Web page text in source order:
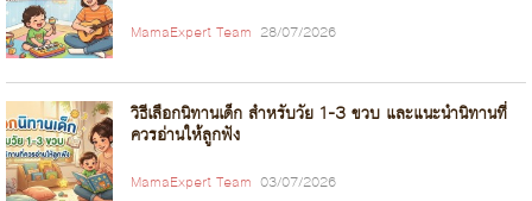
MamaExpert Team 28/07/2026
วิธีเลือกนิทานเด็ก สำหรับวัย 1-3 ขวบ และแนะนำนิทานที่
ควรอ่านให้ลูกฟัง
MamaExpert Team 03/07/2026